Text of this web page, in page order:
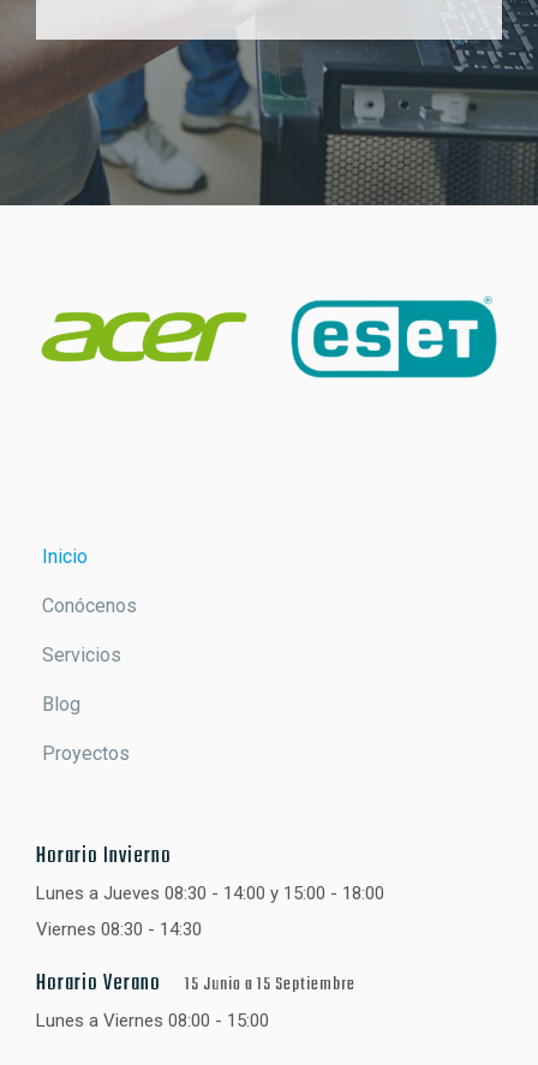
Inicio
Conócenos
Servicios
Blog
Proyectos
Horario Invierno
Lunes a Jueves 08:30 - 14:00 y 15:00 - 18:00
Viernes 08:30 - 14:30
Horario Verano 15 Junio a 15 Septiembre
Lunes a Viernes 08:00 - 15:00